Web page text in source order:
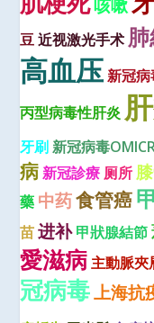
咳嗽
豆 近视激光手术
高血压 新冠
丙型病毒性肝炎
牙刷 新冠病毒
病 新冠診療 厕所
藥 中药食管癌
苗 进补 甲狀腺結節
愛滋病 主動脈夾
冠病毒上海抗